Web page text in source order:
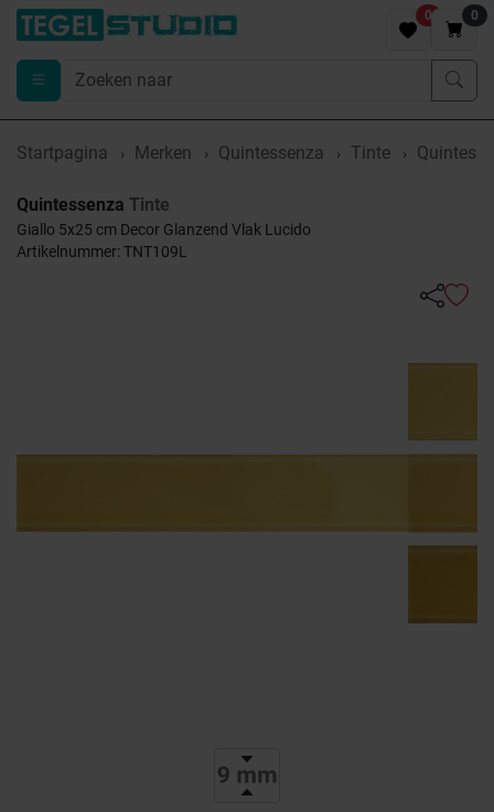
0 0
Startpagina Merken Quintessenza Tinte
Quintessenza Tinte
Giallo 5x25 cm Decor Glanzend Vlak Lucido
Artikelnummer: TNT109L